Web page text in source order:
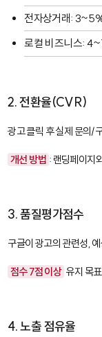
전자상거래:
로컬 비즈니스:
2. 전환율(CVR)
광고 클릭 후 실제 문의/
개선 방법 : 랜딩페이지
3. 품질평가점수
구글이 광고의 관련성,
점수 7점 이상 유지 목
4. 노출 점유율